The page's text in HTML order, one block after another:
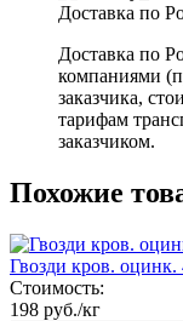
Доставка по
Доставка по
компаниями
заказчика,
тарифам
заказчиком.
Похожие
Гвозди кров. оцинк.
Стоимость:
198 руб./кг